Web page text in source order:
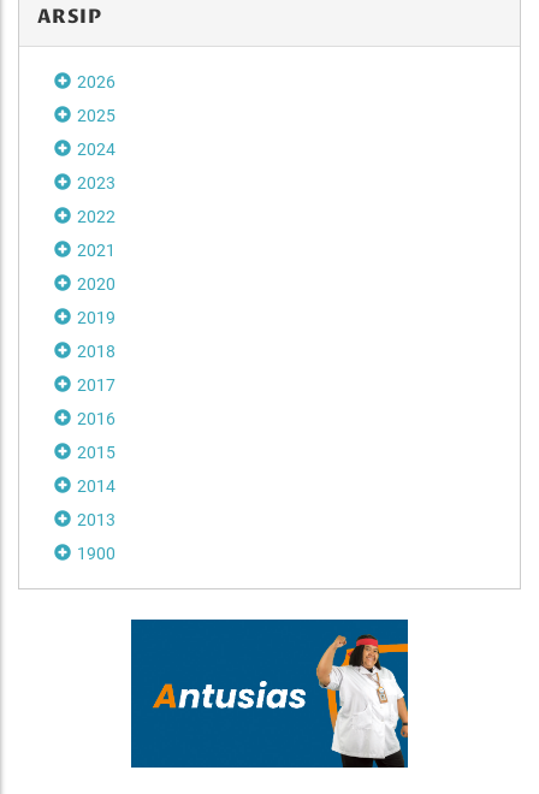
ARSIP
2026
2025
2024
2023
2022
2021
2020
2019
2018
2017
2016
2015
2014
2013
1900